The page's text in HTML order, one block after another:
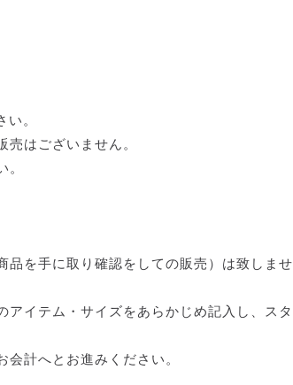
。
はございません。
品を手に取り確認をしての販売）は致しませ
イテム・サイズをあらかじめ記入し、スタ
計へとお進みください。